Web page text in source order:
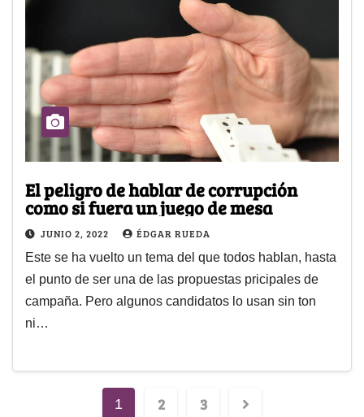
El peligro de hablar de corrupción
como si fuera un juego de mesa
JUNIO 2, 2022 ÉDGAR RUEDA
Este se ha vuelto un tema del que todos hablan, hasta
el punto de ser una de las propuestas pricipales de
campaña. Pero algunos candidatos lo usan sin ton
ni…
1 2 3